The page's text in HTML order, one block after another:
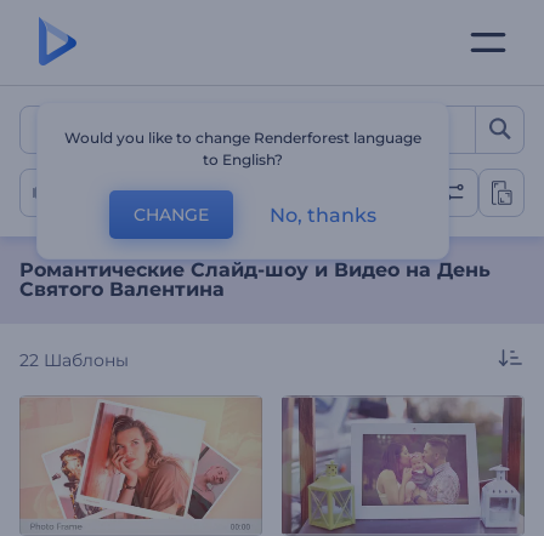
Романтические Слайд-
Любовное Слайд-Шоу
Романтические Слайд-шоу и Видео на День
Святого Валентина
22 Шаблоны
Would you like to change Renderforest language
to English?
CHANGE No, thanks